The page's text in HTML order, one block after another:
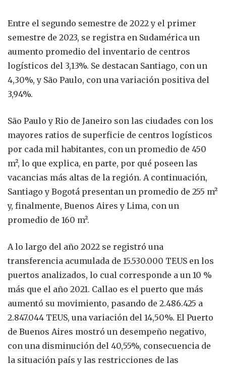
Entre el segundo semestre de 2022 y el primer
semestre de 2023, se registra en Sudamérica un
aumento promedio del inventario de centros
logísticos del 3,13%. Se destacan Santiago, con un
4,30%, y São Paulo, con una variación positiva del
3,94%.
São Paulo y Rio de Janeiro son las ciudades con los
mayores ratios de superficie de centros logísticos
por cada mil habitantes, con un promedio de 450
m², lo que explica, en parte, por qué poseen las
vacancias más altas de la región. A continuación,
Santiago y Bogotá presentan un promedio de 255 m²
y, finalmente, Buenos Aires y Lima, con un
promedio de 160 m².
A lo largo del año 2022 se registró una
transferencia acumulada de 15.530.000 TEUS en los
puertos analizados, lo cual corresponde a un 10 %
más que el año 2021. Callao es el puerto que más
aumentó su movimiento, pasando de 2.486.425 a
2.847.044 TEUS, una variación del 14,50%. El Puerto
de Buenos Aires mostró un desempeño negativo,
con una disminución del 40,55%, consecuencia de
la situación país y las restricciones de las